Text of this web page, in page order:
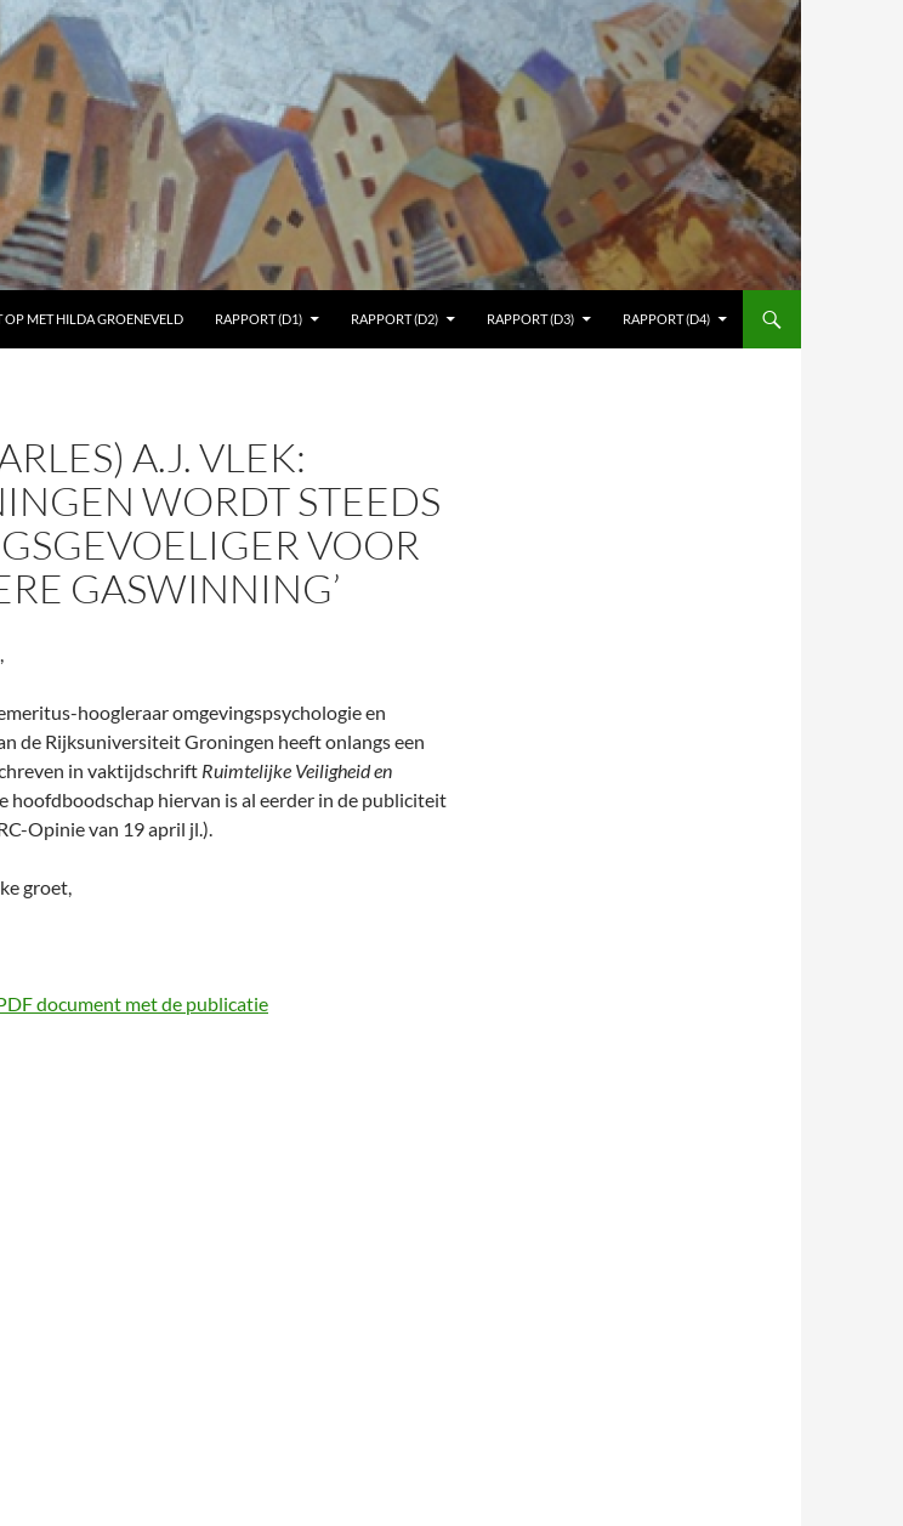
OP MET HILDA GROENEVELD RAPPORT (D1) RAPPORT (D2) RAPPORT (D3) RAPPORT (D4)
A.J. VLEK:
WORDT STEEDS
VOOR
GASWINNING’
hoogleraar omgevingspsychologie en
de Rijksuniversiteit Groningen heeft onlangs een
in vaktijdschrift Ruimtelijke Veiligheid en
hoofdboodschap hiervan is al eerder in de publiciteit
Opinie van 19 april jl.).
groet,
document met de publicatie